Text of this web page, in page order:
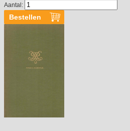
Aantal: